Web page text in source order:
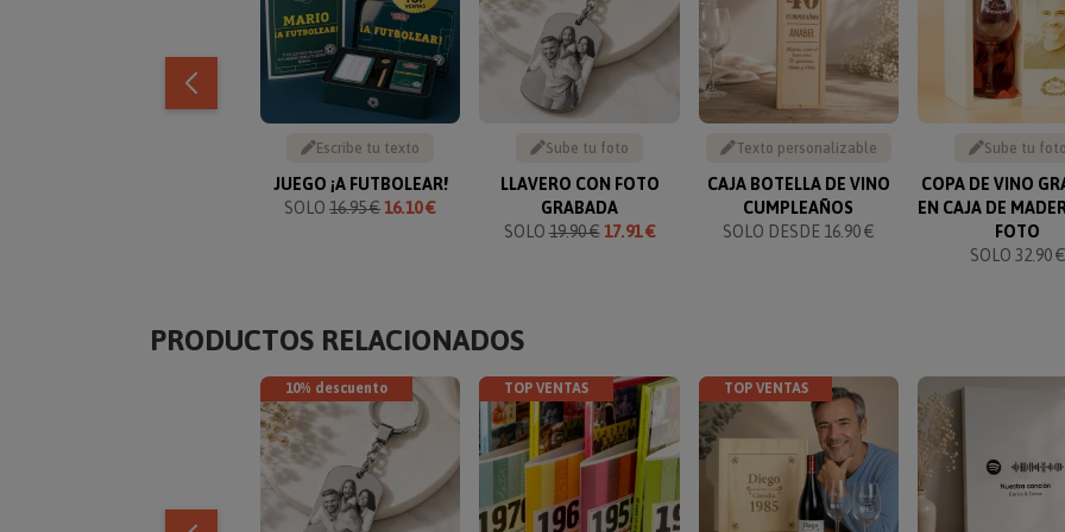
Escribe tu texto
JUEGO ¡A FUTBOLEAR!
SOLO16.95 €16.10 €
Sube tu foto
LLAVERO CON FOTO
GRABADA
SOLO19.90 € 17.91 €
Texto personalizable
CAJA BOTELLA DE VINO
CUMPLEAÑOS
SOLO DESDE 16.90 €
Sube tu foto
COPA DE VINO
EN CAJA DE
FOTO
SOLO 32.90 €
PRODUCTOS RELACIONADOS
10% descuento TOP VENTAS TOP VENTAS